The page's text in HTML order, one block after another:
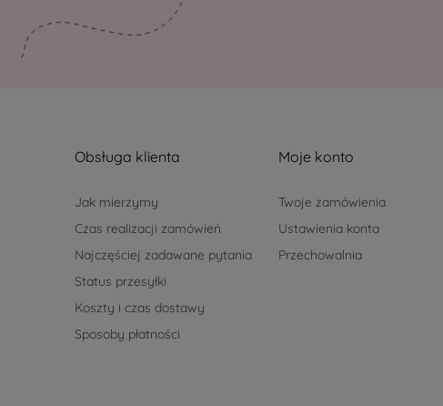
Obsługa klienta
Jak mierzymy
Czas realizacji zamówień
Najczęściej zadawane pytania
Status przesyłki
Koszty i czas dostawy
Sposoby płatności
Moje konto
Twoje zamówienia
Ustawienia konta
Przechowalnia